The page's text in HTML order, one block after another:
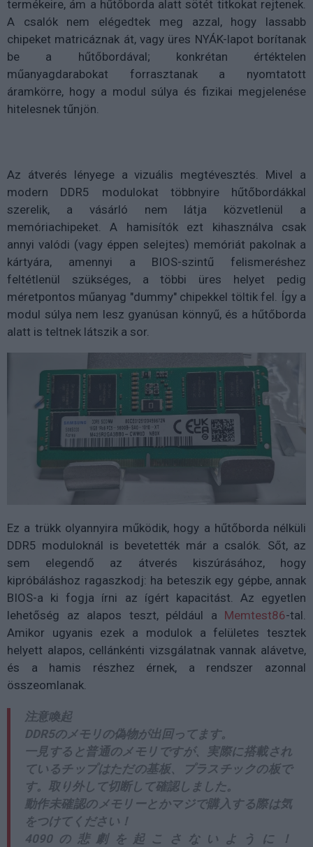
termékeire, ám a hűtőborda alatt sötét titkokat rejtenek.
A csalók nem elégedtek meg azzal, hogy lassabb
chipeket matricáznak át, vagy üres NYÁK-lapot borítanak
be a hűtőbordával; konkrétan értéktelen
műanyagdarabokat forrasztanak a nyomtatott
áramkörre, hogy a modul súlya és fizikai megjelenése
hitelesnek tűnjön.
Az átverés lényege a vizuális megtévesztés. Mivel a
modern DDR5 modulokat többnyire hűtőbordákkal
szerelik, a vásárló nem látja közvetlenül a
memóriachipeket. A hamisítók ezt kihasználva csak
annyi valódi (vagy éppen selejtes) memóriát pakolnak a
kártyára, amennyi a BIOS-szintű felismeréshez
feltétlenül szükséges, a többi üres helyet pedig
méretpontos műanyag "dummy" chipekkel töltik fel. Így a
modul súlya nem lesz gyanúsan könnyű, és a hűtőborda
alatt is teltnek látszik a sor.
Ez a trükk olyannyira működik, hogy a hűtőborda nélküli
DDR5 moduloknál is bevetették már a csalók. Sőt, az
sem elegendő az átverés kiszúrásához, hogy
kipróbáláshoz ragaszkodj: ha beteszik egy gépbe, annak
BIOS-a ki fogja írni az ígért kapacitást. Az egyetlen
lehetőség az alapos teszt, például a Memtest86-tal.
Amikor ugyanis ezek a modulok a felületes tesztek
helyett alapos, cellánkénti vizsgálatnak vannak alávetve,
és a hamis részhez érnek, a rendszer azonnal
összeomlanak.
注意喚起
DDR5のメモリの偽物が出回ってます。
一見すると普通のメモリですが、実際に搭載され
ているチップはただの基板、プラスチックの板で
す。取り外して切断して確認しました。
動作未確認のメモリーとかマジで購入する際は気
をつけてください！
4090の悲劇を起こさないように！